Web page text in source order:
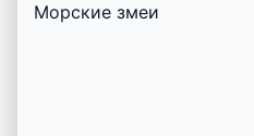
Морские змеи